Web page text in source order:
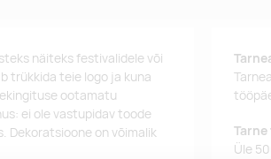
näiteks festivalidele või
trükkida teie logo ja kuna
ootamatu
ei ole vastupidav toode
Dekoratsioone on võimalik
Üle